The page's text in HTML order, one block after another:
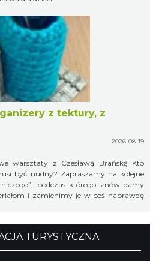
z tektury, z
2026-08-19
warsztaty z Czesławą Brańską Kto
być nudny? Zapraszamy na kolejne
podczas którego znów damy
i zamienimy je w coś naprawdę
TURYSTYCZNA